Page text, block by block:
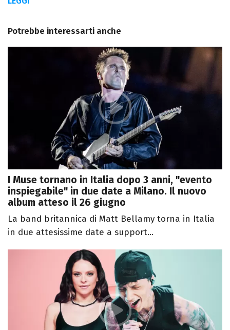
Potrebbe interessarti anche
I Muse tornano in Italia dopo 3 anni, "evento
inspiegabile" in due date a Milano. Il nuovo
album atteso il 26 giugno
La band britannica di Matt Bellamy torna in Italia
in due attesissime date a support...